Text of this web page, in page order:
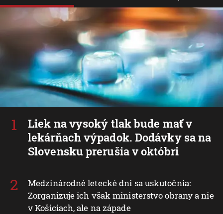
Liek na vysoký tlak bude mať v
lekárňach výpadok. Dodávky sa na
Slovensku prerušia v októbri
Medzinárodné letecké dni sa uskutočnia:
Zorganizuje ich však ministerstvo obrany a nie
v Košiciach, ale na západe